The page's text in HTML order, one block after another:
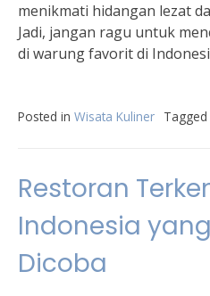
menikmati hidangan lezat
Jadi, jangan ragu untuk
di warung favorit di
Posted in Wisata Kuliner Tagged
Restoran
Indonesia
Dicoba